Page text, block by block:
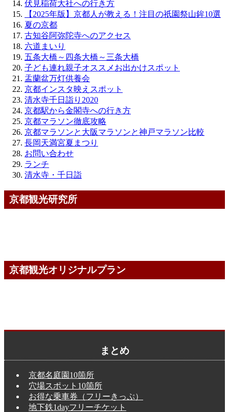
伏見稲荷大社への行き方
【2025年版】京都人が教える！注目の祇園祭山鉾10選
夏の京都
古知谷阿弥陀寺へのアクセス
六道まいり
五条大橋～四条大橋～三条大橋
子ども連れ親子オススメお出かけスポット
盂蘭盆万灯供養会
京都インスタ映えスポット
清水寺千日詣り2020
京都駅から金閣寺への行き方
京都マラソン徹底攻略
京都マラソンと大阪マラソンと神戸マラソン比較
長岡天満宮夏まつり
お問い合わせ
ランチ
清水寺・千日詣
京都観光研究所
京都観光オリジナルプラン
まとめ
京都名庭園10箇所
穴場スポット10箇所
お得な乗車券（フリーきっぷ）
地下鉄1dayフリーチケット